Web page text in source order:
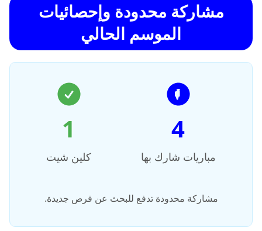
مشاركة محدودة وإحصائيات
الموسم الحالي
4
مباريات شارك بها
1
كلين شيت
مشاركة محدودة تدفع للبحث عن فرص جديدة.